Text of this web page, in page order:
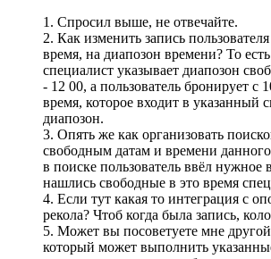
1. Спросил выше, не отвечайте.
2. Как изменить запись
время, на диапозон времени? То
специалист указывает диапозон
- 12 00, а пользователь бронирует с
время, которое входит в указанный
диапозон.
3. Опять же как организовать
свободным датам и времени
в поиске пользователь ввёл нужное
нашлись свободные в это время
4. Если тут какая то интеграция с
рекола? Чтоб когда была запись,
5. Может вы посоветуете мне
который может выполнить